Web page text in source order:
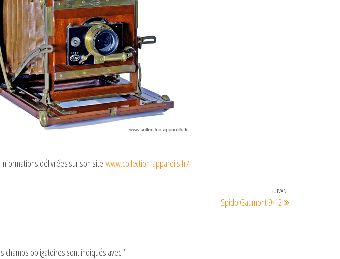
délivrées sur son site www.collection-appareils.fr/.
Article
suivant
SUIVANT
Spido Gaumont 9×12
champs obligatoires sont indiqués avec*